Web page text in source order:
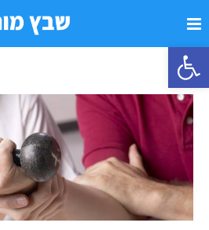
פתח סרגל נגישות